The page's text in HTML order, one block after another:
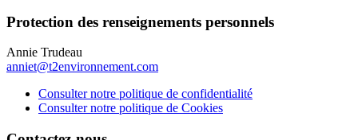
Protection des renseignements personnels
Annie Trudeau
anniet@t2environnement.com
Consulter notre politique de confidentialité
Consulter notre politique de Cookies